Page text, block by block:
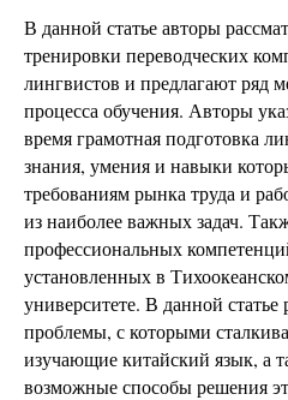
В данной статье авторы
тренировки переводческих
лингвистов и предлагают ряд
процесса обучения. Авторы
время грамотная подготовка
знания, умения и навыки
требованиям рынка труда и
из наиболее важных задач.
профессиональных
установленных в
университете. В данной
проблемы, с которыми
изучающие китайский язык, а
возможные способы решения